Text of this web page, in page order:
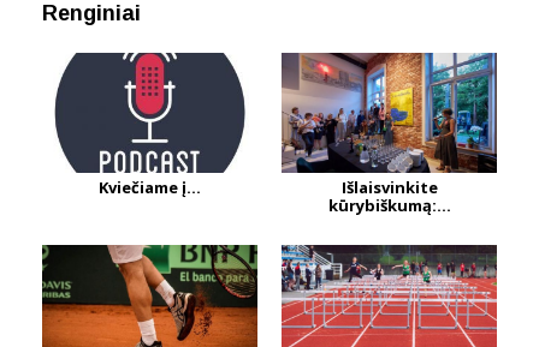
Renginiai
Kviečiame į...
Išlaisvinkite
kūrybiškumą:...